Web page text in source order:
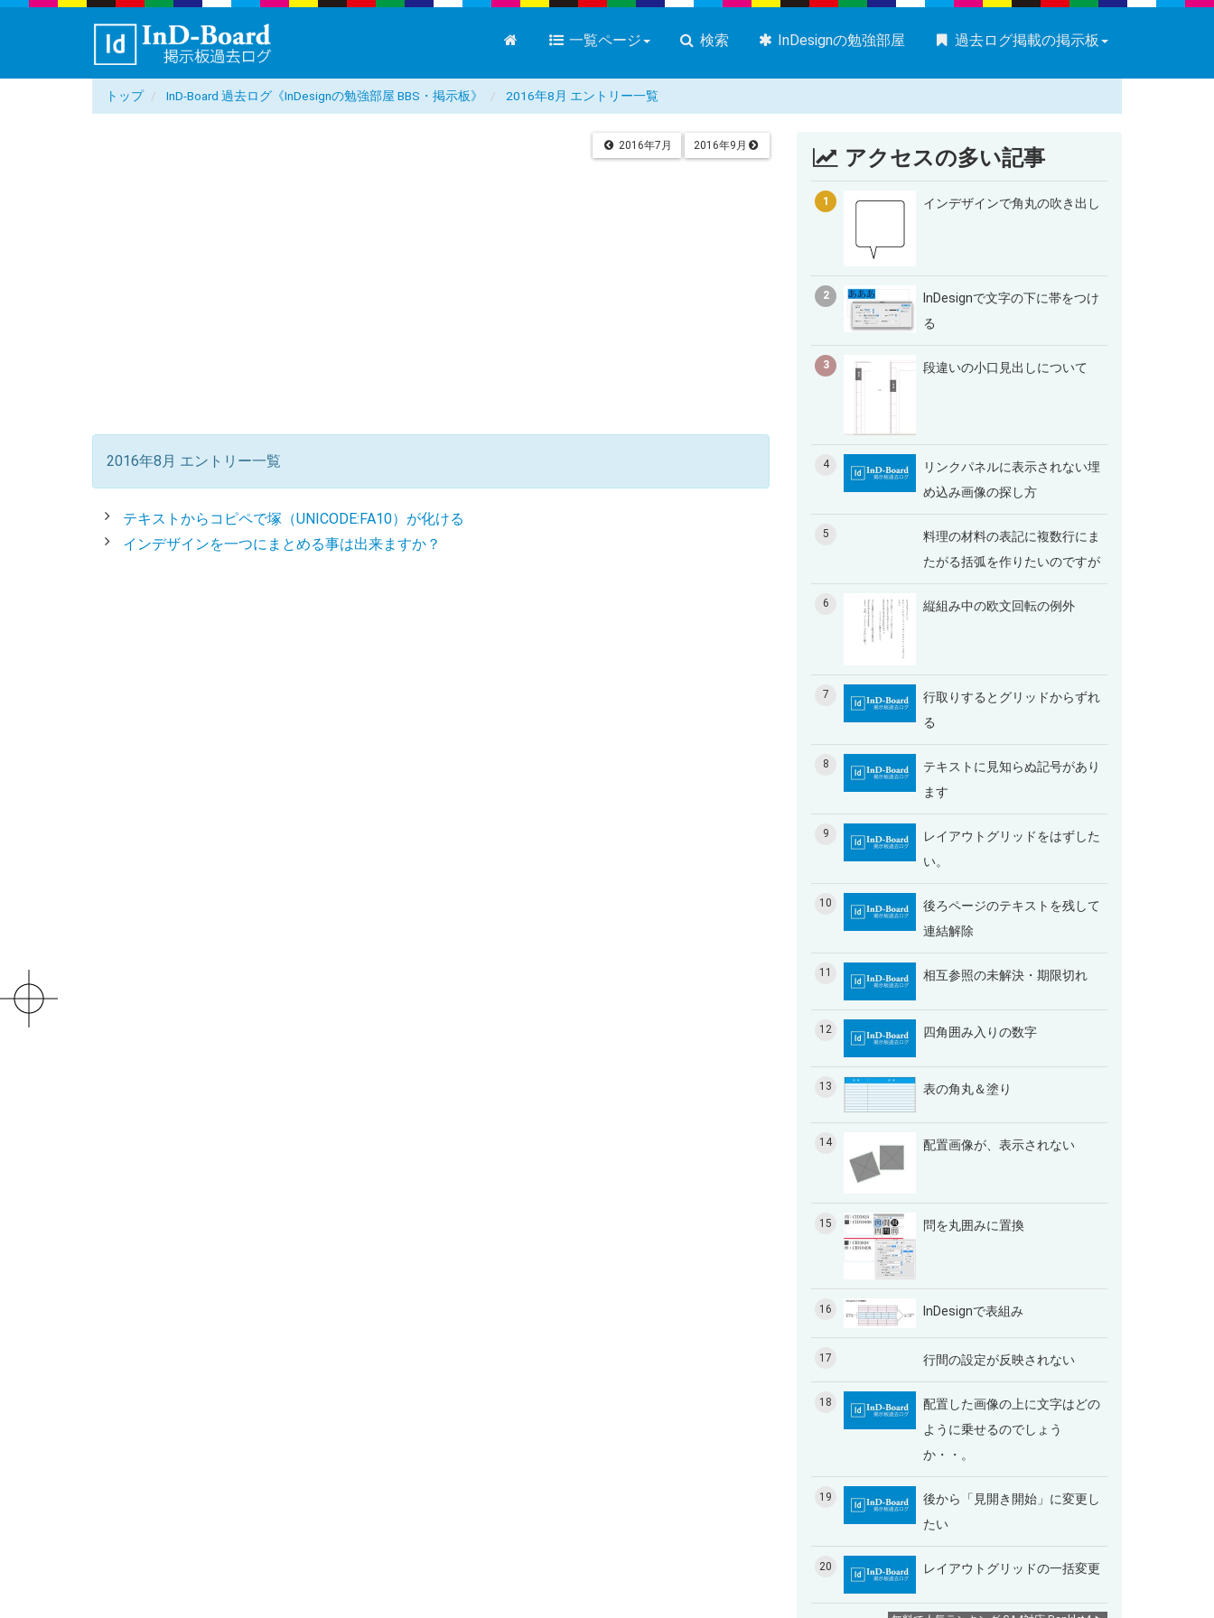
一覧ページ 検索 InDesignの勉強部屋 過去ログ掲載の掲示板
トップ InD-Board 過去ログ《InDesignの勉強部屋 BBS・掲示板》 2016年8月 エントリー一覧
2016年7月 2016年9月
2016年8月 エントリー一覧
テキストからコピペで塚（UNICODE:FA10）が化ける
インデザインを一つにまとめる事は出来ますか？
アクセスの多い記事
1 インデザインで角丸の吹き出し
2
InDesignで文字の下に帯をつけ
る
3 段違いの小口見出しについて
4
リンクパネルに表示されない埋
め込み画像の探し方
5
料理の材料の表記に複数行にま
たがる括弧を作りたいのですが
6 縦組み中の欧文回転の例外
7
行取りするとグリッドからずれ
る
8
テキストに見知らぬ記号があり
ます
9
レイアウトグリッドをはずした
い。
10
後ろページのテキストを残して
連結解除
11 相互参照の未解決・期限切れ
12 四角囲み入りの数字
13 表の角丸＆塗り
14 配置画像が、表示されない
15 問を丸囲みに置換
16 InDesignで表組み
17 行間の設定が反映されない
18
配置した画像の上に文字はどの
ように乗せるのでしょう
か・・。
19
後から「見開き開始」に変更し
たい
20 レイアウトグリッドの一括変更